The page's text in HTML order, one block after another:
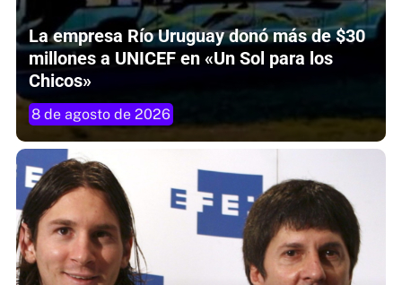
La empresa Río Uruguay donó más de $30
millones a UNICEF en «Un Sol para los
Chicos»
8 de agosto de 2026